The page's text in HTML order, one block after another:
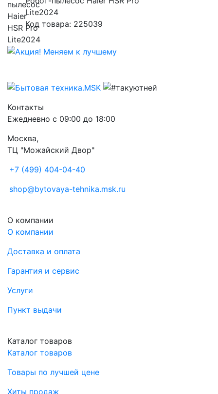
Lite2024
Код товара: 225039
Контакты
Ежедневно с 09:00 до 18:00
Москва,
ТЦ "Можайский Двор"
+7 (499) 404-04-40
shop@bytovaya-tehnika.msk.ru
О компании
О компании
Доставка и оплата
Гарантия и сервис
Услуги
Пункт выдачи
Каталог товаров
Каталог товаров
Товары по лучшей цене
Хиты продаж